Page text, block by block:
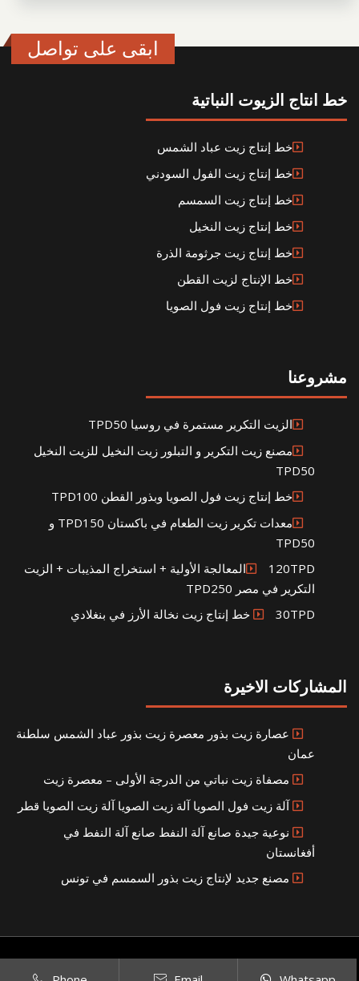
ابقى على تواصل
خط انتاج الزيوت النباتية
خط إنتاج زيت عباد الشمس
خط إنتاج زيت الفول السودني
خط إنتاج زيت السمسم
خط إنتاج زيت النخيل
خط إنتاج زيت جرثومة الذرة
خط الإنتاج لزيت القطن
خط إنتاج زيت فول الصويا
مشروعنا
الزيت التكرير مستمرة في روسيا TPD50
مصنع زيت التكرير و التبلور زيت النخيل للزيت النخيل
TPD50
خط إنتاج زيت فول الصويا وبذور القطن TPD100
معدات تكرير زيت الطعام في باكستان TPD150 و
TPD50
120TPDالمعالجة الأولية + استخراج المذيبات + الزيت
التكرير في مصر TPD250
30TPD خط إنتاج زيت نخالة الأرز في بنغلادي
المشاركات الاخيرة
عصارة زيت بذور معصرة زيت بذور عباد الشمس سلطنة
عمان
مصفاة زيت نباتي من الدرجة الأولى – معصرة زيت
آلة زيت فول الصويا آلة زيت الصويا آلة زيت الصويا قطر
نوعية جيدة صانع آلة النفط صانع آلة النفط في
أفغانستان
مصنع جديد لإنتاج زيت بذور السمسم في تونس